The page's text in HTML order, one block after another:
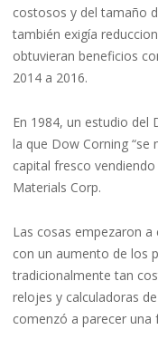
costosos y del tamaño
también exigía
obtuvieran beneficios
2014 a 2016.
En 1984, un estudio del
la que Dow Corning
capital fresco
Materials Corp.
Las cosas empezaron
con un aumento de los
tradicionalmente tan
relojes y calculadoras
comenzó a parecer